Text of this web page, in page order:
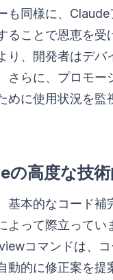
も同様に、Claude
ることで恩恵を受
り、開発者はデバ
さらに、プロモー
めに使用状況を監
の高度な技
基本的なコード補
よって際立ってい
コマンドは、
動的に修正案を提